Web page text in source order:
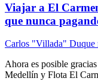
Viajar a El
que nunca
Carlos "Villada" Duque
Ahora es posible
Medellín y Flota El